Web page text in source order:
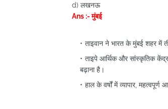
d) लखनऊ
Ans :- मुंबई
ताइवान ने भारत के मुंबई शहर में
ताइपे आर्थिक और सांस्कृतिक
बढ़ाना है।
हाल के वर्षों में व्यापार,